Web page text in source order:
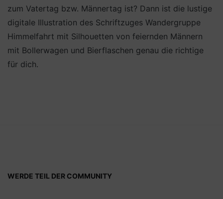
zum Vatertag bzw. Männertag ist? Dann ist die lustige
digitale Illustration des Schriftzuges Wandergruppe
Himmelfahrt mit Silhouetten von feiernden Männern
mit Bollerwagen und Bierflaschen genau die richtige
für dich.
WERDE TEIL DER COMMUNITY